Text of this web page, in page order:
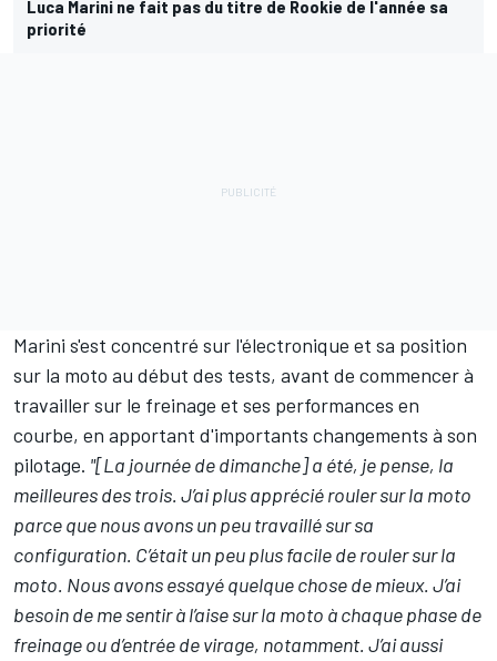
Luca Marini ne fait pas du titre de Rookie de l'année sa
priorité
Marini s'est concentré sur l'électronique et sa position
sur la moto au début des tests, avant de commencer à
travailler sur le freinage et ses performances en
courbe, en apportant d'importants changements à son
pilotage. "[La journée de dimanche] a été, je pense, la
meilleures des trois. J’ai plus apprécié rouler sur la moto
parce que nous avons un peu travaillé sur sa
configuration. C’était un peu plus facile de rouler sur la
moto. Nous avons essayé quelque chose de mieux. J’ai
besoin de me sentir à l’aise sur la moto à chaque phase de
freinage ou d’entrée de virage, notamment. J’ai aussi